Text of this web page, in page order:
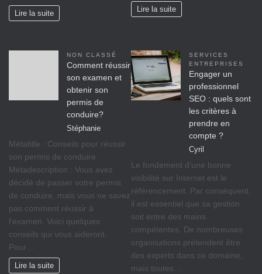
Lire la suite Lire la suite
NON CLASSÉ
Comment réussir
son examen et
obtenir son
permis de
conduire?
Stéphanie
Métatitle : Conseils pour réussir
son permis de conduire
Métadescription : Vous avez
décidé de passer votre permis
de conduire, mais vous ne savez
pas comment réussir à
l’examen. Voici quelques
conseils qui vous aideront.
Pour…
Lire la suite
SERVICES
ENTREPRISES
Engager un
professionnel
SEO : quels sont
les critères à
prendre en
compte ?
Cyril
Le fondement d’une bonne
visibilité sur Internet est le
référencement. Par conséquent,
il est essentiel que sa gestion
soit entre des mains
compétentes. De nombreuses
organisations prétendent être
des experts dans ce domaine,
mais toutes…